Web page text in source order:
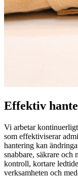
Effektiv
Vi arbetar
som effektiviserar
hantering kan
snabbare, säkrare och
kontroll, kortare
verksamheten och